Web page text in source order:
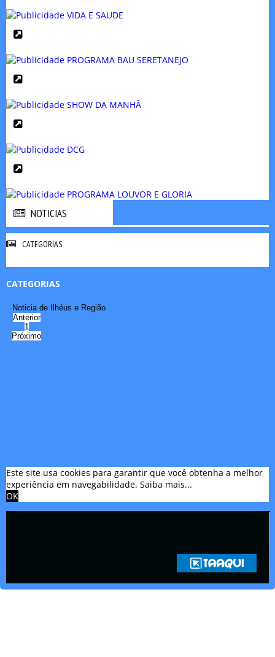
NOTICIAS
CATEGORIAS
CATEGORIAS
Noticia de Ilhéus e Região
Anterior
1
Próximo
Este site usa cookies para garantir que você obtenha a melhor
experiência em navegabilidade. Saiba mais...
OK